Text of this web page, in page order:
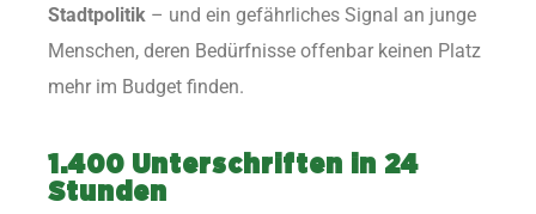
Stadtpolitik – und ein gefährliches Signal an junge
Menschen, deren Bedürfnisse offenbar keinen Platz
mehr im Budget finden.
1.400 Unterschriften in 24
Stunden